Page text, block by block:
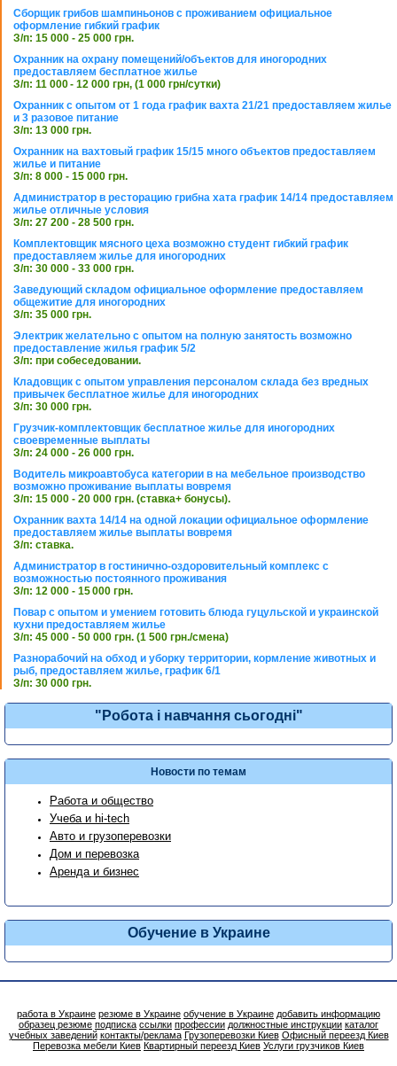
Сборщик грибов шампиньонов с проживанием официальное
оформление гибкий график
З/п: 15 000 - 25 000 грн.
Охранник на охрану помещений/объектов для иногородних
предоставляем бесплатное жилье
З/п: 11 000 - 12 000 грн, (1 000 грн/сутки)
Охранник с опытом от 1 года график вахта 21/21 предоставляем жилье
и 3 разовое питание
З/п: 13 000 грн.
Охранник на вахтовый график 15/15 много объектов предоставляем
жилье и питание
З/п: 8 000 - 15 000 грн.
Администратор в ресторацию грибна хата график 14/14 предоставляем
жилье отличные условия
З/п: 27 200 - 28 500 грн.
Комплектовщик мясного цеха возможно студент гибкий график
предоставляем жилье для иногородних
З/п: 30 000 - 33 000 грн.
Заведующий складом официальное оформление предоставляем
общежитие для иногородних
З/п: 35 000 грн.
Электрик желательно с опытом на полную занятость возможно
предоставление жилья график 5/2
З/п: при собеседовании.
Кладовщик с опытом управления персоналом склада без вредных
привычек бесплатное жилье для иногородних
З/п: 30 000 грн.
Грузчик-комплектовщик бесплатное жилье для иногородних
своевременные выплаты
З/п: 24 000 - 26 000 грн.
Водитель микроавтобуса категории в на мебельное производство
возможно проживание выплаты вовремя
З/п: 15 000 - 20 000 грн. (ставка+ бонусы).
Охранник вахта 14/14 на одной локации официальное оформление
предоставляем жилье выплаты вовремя
З/п: ставка.
Администратор в гостинично-оздоровительный комплекс с
возможностью постоянного проживания
З/п: 12 000 - 15 000 грн.
Повар с опытом и умением готовить блюда гуцульской и украинской
кухни предоставляем жилье
З/п: 45 000 - 50 000 грн. (1 500 грн./смена)
Разнорабочий на обход и уборку территории, кормление животных и
рыб, предоставляем жилье, график 6/1
З/п: 30 000 грн.
"Робота і навчання сьогодні"
Новости по темам
Работа и общество
Учеба и hi-tech
Авто и грузоперевозки
Дом и перевозка
Аренда и бизнес
Обучение в Украине
работа в Украине резюме в Украине обучение в Украине добавить информацию
образец резюме подписка ссылки профессии должностные инструкции каталог
учебных заведений контакты/реклама Грузоперевозки Киев Офисный переезд Киев
Перевозка мебели Киев Квартирный переезд Киев Услуги грузчиков Киев